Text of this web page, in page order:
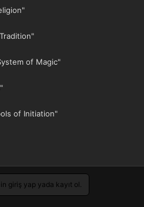
of Magic"
of Initiation"
giriş yap yada kayıt ol.